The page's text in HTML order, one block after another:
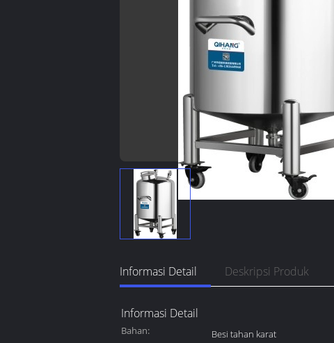
Informasi Detail Deskripsi Produk
Informasi Detail
Bahan: Besi tahan karat